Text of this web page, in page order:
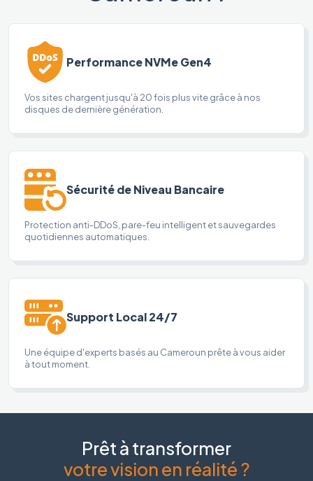
Performance NVMe Gen4
Vos sites chargent jusqu'à 20 fois plus vite grâce à nos
disques de dernière génération.
Sécurité de Niveau Bancaire
Protection anti-DDoS, pare-feu intelligent et sauvegardes
quotidiennes automatiques.
Support Local 24/7
Une équipe d'experts basés au Cameroun prête à vous aider
à tout moment.
Prêt à transformer
votre vision en réalité ?